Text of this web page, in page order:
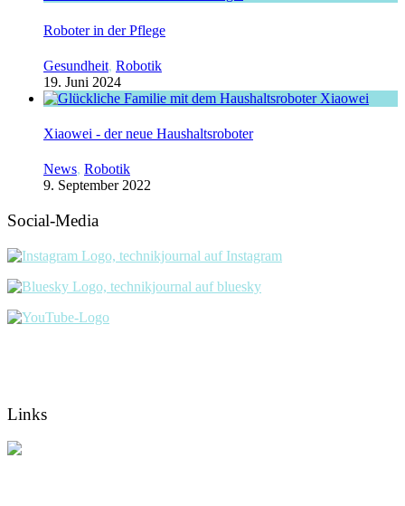
Roboter in der Pflege
Gesundheit, Robotik
19. Juni 2024
Xiaowei - der neue Haushaltsroboter
News, Robotik
9. September 2022
Social-Media
Links